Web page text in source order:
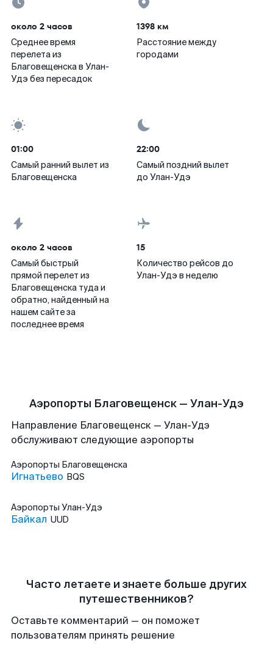
около 2 часов
Среднее время
перелета из
Благовещенска в Улан-
Удэ без пересадок
1398 км
Расстояние между
городами
01:00
Самый ранний вылет из
Благовещенска
22:00
Самый поздний вылет
до Улан-Удэ
около 2 часов
Самый быстрый
прямой перелет из
Благовещенска туда и
обратно, найденный на
нашем сайте за
последнее время
15
Количество рейсов до
Улан-Удэ в неделю
Аэропорты Благовещенск — Улан-Удэ
Направление Благовещенск — Улан-Удэ
обслуживают следующие аэропорты
Аэропорты Благовещенска
Игнатьево BQS
Аэропорты Улан-Удэ
Байкал UUD
Часто летаете и знаете больше других
путешественников?
Оставьте комментарий — он поможет
пользователям принять решение